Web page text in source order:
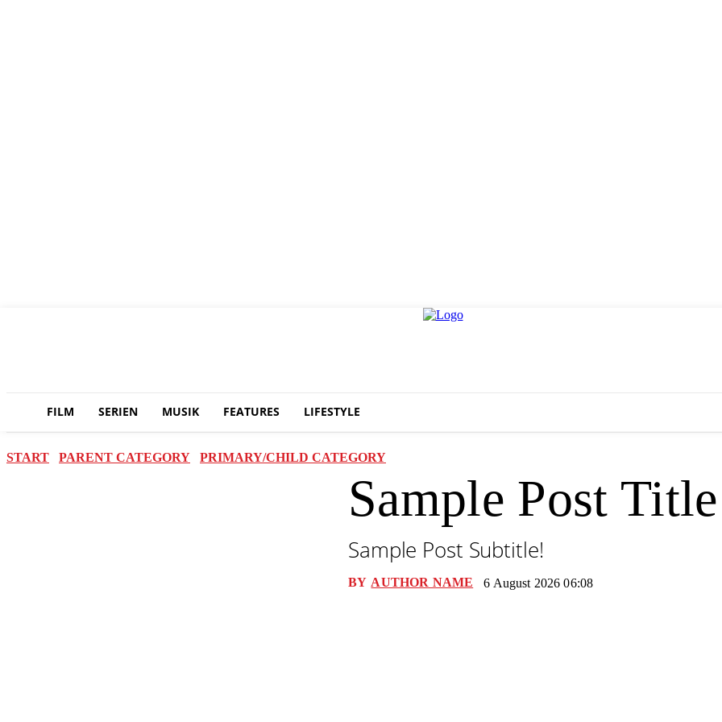
FILM SERIEN MUSIK FEATURES LIFESTYLE
START PARENT CATEGORY PRIMARY/CHILD CATEGORY
Sample Post
Sample Post Subtitle!
BY AUTHOR NAME 6 August 2026 06:08